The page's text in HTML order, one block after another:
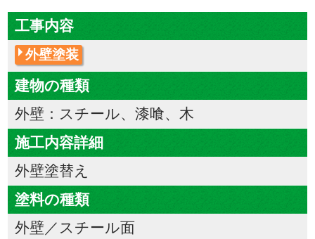
工事内容
外壁塗装
建物の種類
外壁：スチール、漆喰、木
施工内容詳細
外壁塗替え
塗料の種類
外壁／スチール面